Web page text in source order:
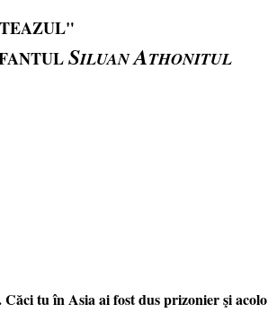
SILUANATHONITUL
tu în Asia ai fost dus prizonier şi acolo